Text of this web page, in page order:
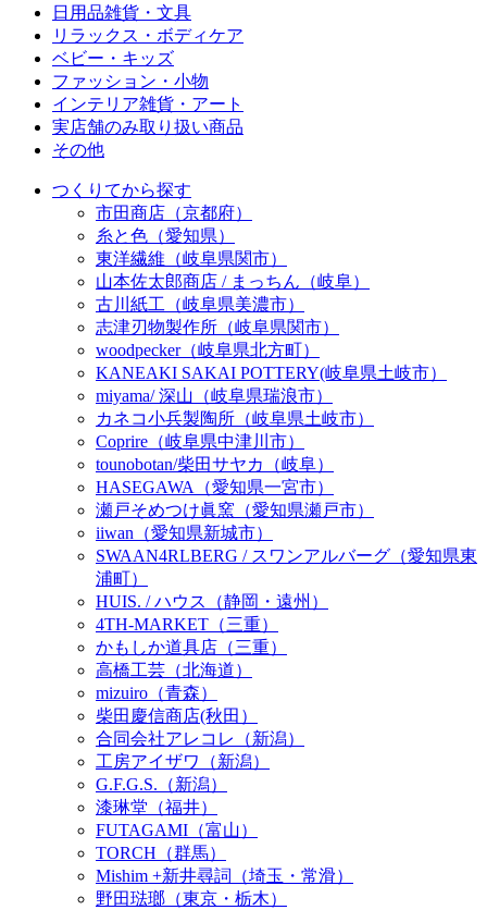
日用品雑貨・文具
リラックス・ボディケア
ベビー・キッズ
ファッション・小物
インテリア雑貨・アート
実店舗のみ取り扱い商品
その他
つくりてから探す
市田商店（京都府）
糸と色（愛知県）
東洋繊維（岐阜県関市）
山本佐太郎商店 / まっちん（岐阜）
古川紙工（岐阜県美濃市）
志津刃物製作所（岐阜県関市）
woodpecker（岐阜県北方町）
KANEAKI SAKAI POTTERY(岐阜県土岐市）
miyama/ 深山（岐阜県瑞浪市）
カネコ小兵製陶所（岐阜県土岐市）
Coprire（岐阜県中津川市）
tounobotan/柴田サヤカ（岐阜）
HASEGAWA（愛知県一宮市）
瀬戸そめつけ眞窯（愛知県瀬戸市）
iiwan（愛知県新城市）
SWAAN4RLBERG / スワンアルバーグ（愛知県東
浦町）
HUIS. / ハウス（静岡・遠州）
4TH-MARKET（三重）
かもしか道具店（三重）
高橋工芸（北海道）
mizuiro（青森）
柴田慶信商店(秋田）
合同会社アレコレ（新潟）
工房アイザワ（新潟）
G.F.G.S.（新潟）
漆琳堂（福井）
FUTAGAMI（富山）
TORCH（群馬）
Mishim +新井尋詞（埼玉・常滑）
野田琺瑯（東京・栃木）